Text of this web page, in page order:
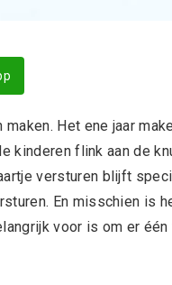
Het ene jaar
kinderen flink aan de
versturen blijft
En misschien is
voor is om er één